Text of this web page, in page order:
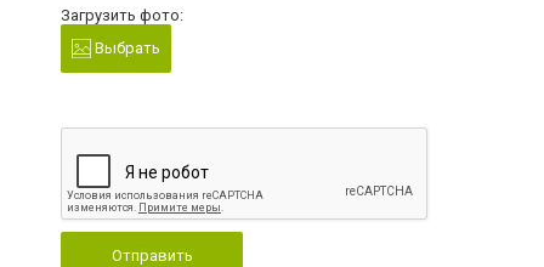
Загрузить фото:
Выбрать
Отправить